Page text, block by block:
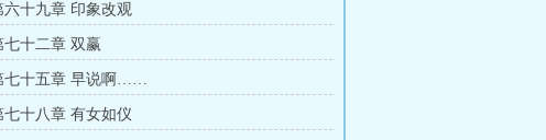
六十九章 印象改观
七十二章 双赢
七十五章 早说啊……
七十八章 有女如仪